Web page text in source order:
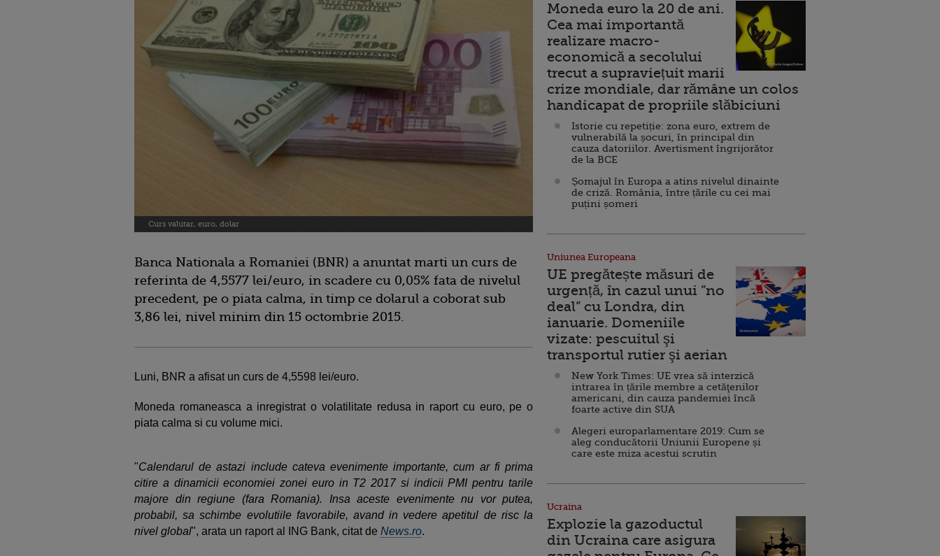
Curs valutar, euro, dolar
Banca Nationala a Romaniei (BNR) a anuntat marti un curs de
referinta de 4,5577 lei/euro, in scadere cu 0,05% fata de nivelul
precedent, pe o piata calma, in timp ce dolarul a coborat sub
3,86 lei, nivel minim din 15 octombrie 2015.
Luni, BNR a afisat un curs de 4,5598 lei/euro.
Moneda romaneasca a inregistrat o volatilitate redusa in raport cu euro, pe o
piata calma si cu volume mici.
"Calendarul de astazi include cateva evenimente importante, cum ar fi prima
citire a dinamicii economiei zonei euro in T2 2017 si indicii PMI pentru tarile
majore din regiune (fara Romania). Insa aceste evenimente nu vor putea,
probabil, sa schimbe evolutiile favorabile, avand in vedere apetitul de risc la
nivel global", arata un raport al ING Bank, citat de News.ro.
Moneda euro la 20 de ani.
Cea mai importantă
realizare macro-
economică a secolului
trecut a supraviețuit marii
crize mondiale, dar rămâne un colos
handicapat de propriile slăbiciuni
Istorie cu repetiție: zona euro, extrem de
vulnerabilă la șocuri, în principal din
cauza datoriilor. Avertisment îngrijorător
de la BCE
Șomajul în Europa a atins nivelul dinainte
de criză. România, între țările cu cei mai
puțini șomeri
Uniunea Europeana
UE pregătește măsuri de
urgență, în cazul unui ”no
deal” cu Londra, din
ianuarie. Domeniile
vizate: pescuitul şi
transportul rutier şi aerian
New York Times: UE vrea să interzică
intrarea în țările membre a cetăţenilor
americani, din cauza pandemiei încă
foarte active din SUA
Alegeri europarlamentare 2019: Cum se
aleg conducătorii Uniunii Europene și
care este miza acestui scrutin
Ucraina
Explozie la gazoductul
din Ucraina care asigura